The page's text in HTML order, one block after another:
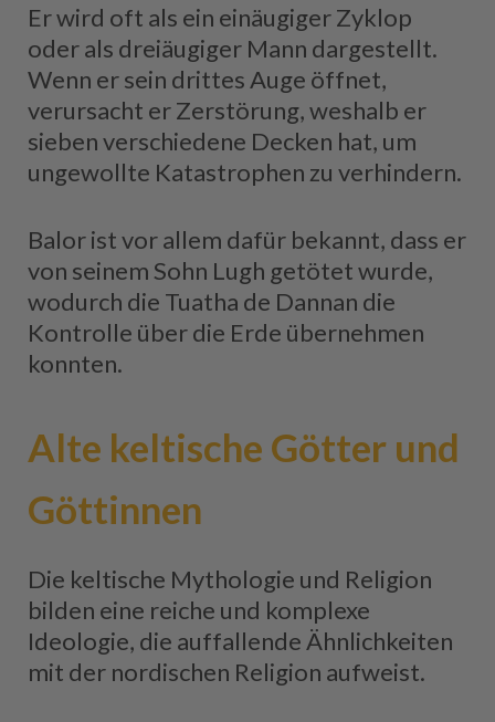
Er wird oft als ein einäugiger Zyklop
oder als dreiäugiger Mann dargestellt.
Wenn er sein drittes Auge öffnet,
verursacht er Zerstörung, weshalb er
sieben verschiedene Decken hat, um
ungewollte Katastrophen zu verhindern.
Balor ist vor allem dafür bekannt, dass er
von seinem Sohn Lugh getötet wurde,
wodurch die Tuatha de Dannan die
Kontrolle über die Erde übernehmen
konnten.
Alte keltische Götter und
Göttinnen
Die keltische Mythologie und Religion
bilden eine reiche und komplexe
Ideologie, die auffallende Ähnlichkeiten
mit der nordischen Religion aufweist.